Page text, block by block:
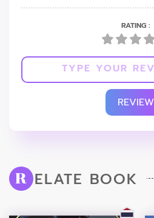
RATING :
REVIEW
R ELATE BOOK